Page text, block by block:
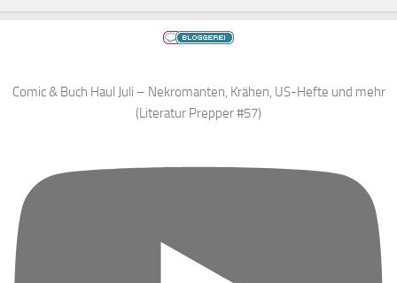
Comic & Buch Haul Juli – Nekromanten, Krähen, US-Hefte und mehr
(Literatur Prepper #57)